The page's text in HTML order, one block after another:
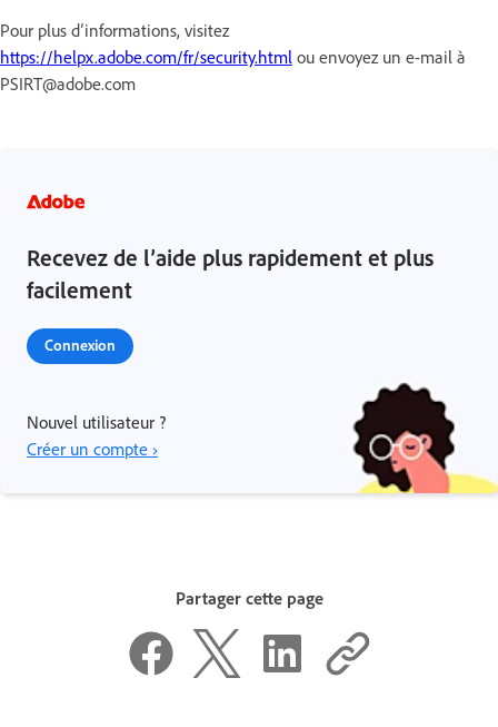
Pour plus d’informations, visitez
https://helpx.adobe.com/fr/security.html ou envoyez un e-mail à
PSIRT@adobe.com
Recevez de l’aide plus rapidement et plus
facilement
Connexion
Nouvel utilisateur ?
Créer un compte ›
Partager cette page